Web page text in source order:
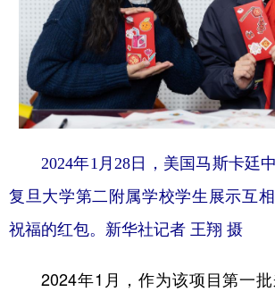
2024年1月28日，美国马斯卡廷
复旦大学第二附属学校学生展示互
祝福的红包。新华社记者 王翔 摄
2024年1月，作为该项目第一批